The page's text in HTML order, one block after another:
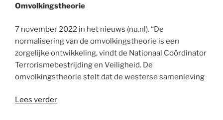
Omvolkingstheorie
7 november 2022 in het nieuws (nu.nl). “De
normalisering van de omvolkingstheorie is een
zorgelijke ontwikkeling, vindt de Nationaal Coördinator
Terrorismebestrijding en Veiligheid. De
omvolkingstheorie stelt dat de westerse samenleving
Lees verder“ieder